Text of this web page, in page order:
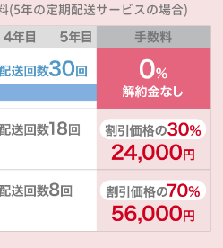
(5年の定期配送サービスの場合)